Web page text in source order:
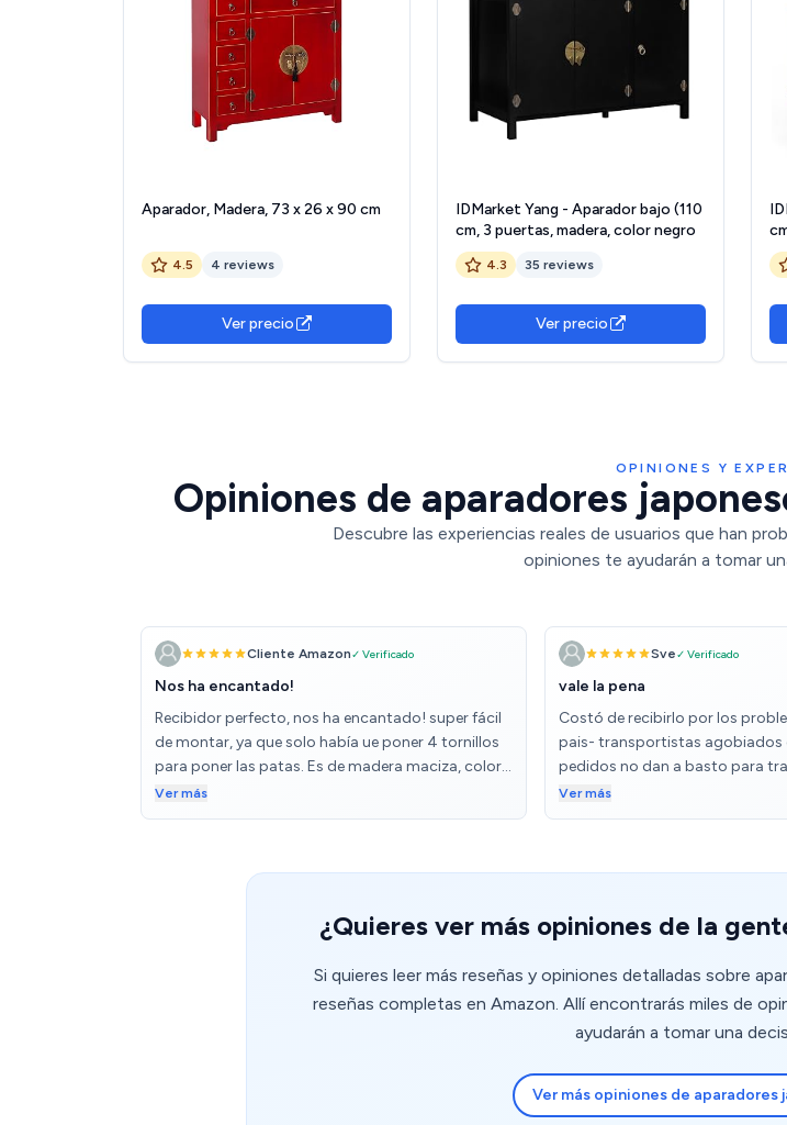
Aparador, Madera, 73 x 26 x 90 cm
4.5 4 reviews
Ver precio
IDMarket Yang - Aparador bajo (110
cm, 3 puertas, madera, color negro
4.3 35 reviews
Ver precio
OPINIONES Y
Opiniones de aparadores
Descubre las experiencias reales de usuarios que han
opiniones te ayudarán a tomar
Cliente Amazon✓ Verificado
Nos ha encantado!
Recibidor perfecto, nos ha encantado! super fácil
de montar, ya que solo había ue poner 4 tornillos
para poner las patas. Es de madera maciza, color
blanco mate. El recibidor vino antes de tiempo,
perfecto ha que lo queríamos para navidades. Ha
Ver más
Sve✓ Verificado
vale la pena
Costó de recibirlo por los
pais- transportistas agobiados
pedidos no dan a basto para
pero valió la pena de esperar, una
interesante,bonita.
Ver más
¿Quieres ver más opiniones de la
Si quieres leer más reseñas y opiniones detalladas sobre
reseñas completas en Amazon. Allí encontrarás miles de
ayudarán a tomar una
Ver más opiniones de aparadores